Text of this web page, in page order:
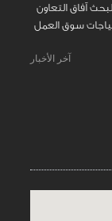
آفاق التعاون
سوق العمل
آخر الأخبار